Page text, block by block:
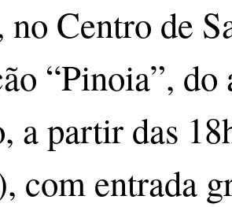
Centro de
“Pinoia”,
a partir das
com entrada